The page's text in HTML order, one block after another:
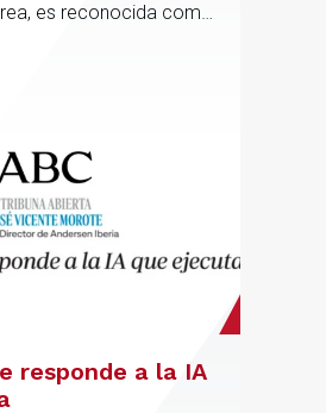
es reconocida como
responde a la IA